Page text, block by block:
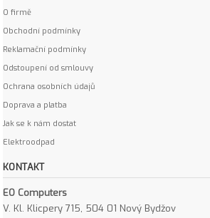
O firmě
Obchodní podmínky
Reklamační podmínky
Odstoupení od smlouvy
Ochrana osobních údajů
Doprava a platba
Jak se k nám dostat
Elektroodpad
KONTAKT
EO Computers
V. Kl. Klicpery 715, 504 01 Nový Bydžov